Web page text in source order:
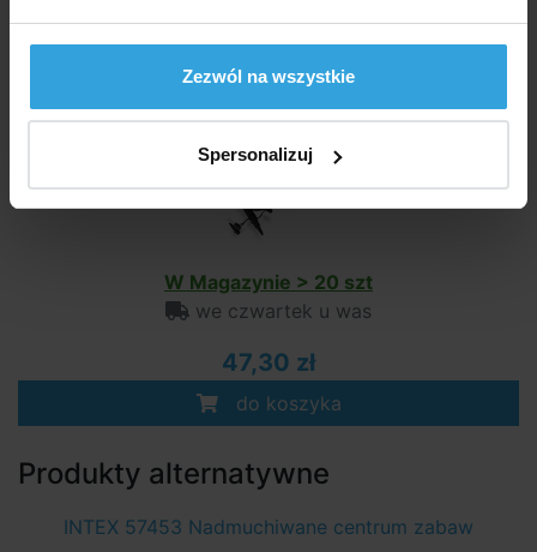
Zezwól na wszystkie
Spersonalizuj
INTEX 68615 Pompka ręczna 48cm
W Magazynie > 20 szt
we czwartek u was
47,30 zł
do koszyka
Produkty alternatywne
INTEX 57453 Nadmuchiwane centrum zabaw